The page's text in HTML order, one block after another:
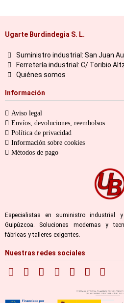
Ugarte Burdindegia S. L.
Suministro industrial: San Juan
Ferretería industrial: C/ Toribio
Quiénes somos
Información
Aviso legal
Envíos, devoluciones, reembolsos
Política de privacidad
Información sobre cookies
Métodos de pago
Especialistas en suministro industrial
Guipúzcoa. Soluciones modernas y
fábricas y talleres exigentes.
Nuestras redes sociales